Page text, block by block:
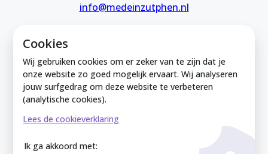
Cookies
Wij gebruiken cookies om er zeker van te zijn dat je
onze website zo goed mogelijk ervaart. Wij analyseren
jouw surfgedrag om deze website te verbeteren
(analytische cookies).
Lees de cookieverklaring
Ik ga akkoord met:
info@medeinzutphen.nl
Mede in Zutphen is onderdeel van de
Zutphense Uitdaging. KVK Zutphense
Uitdaging: 08212926